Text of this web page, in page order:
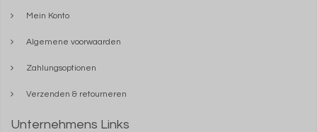
Mein Konto
Algemene voorwaarden
Zahlungsoptionen
Verzenden & retourneren
Unternehmens Links